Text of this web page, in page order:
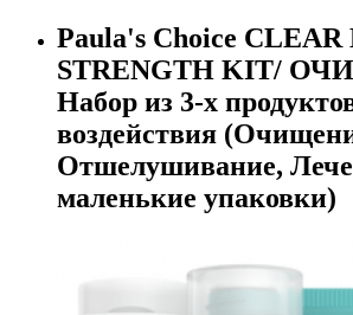
Paula's Choice CLEAR
STRENGTH KIT/
Набор из 3-х
воздействия
Отшелушивание,
маленькие упаковки)